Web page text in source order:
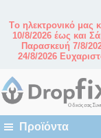
Tο ηλεκτρονικό μας
10/8/2026 έως και
Παρασκευή 7/8/
24/8/2026